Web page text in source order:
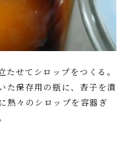
せてシロップをつくる。
た保存用の瓶に、杏子を潰
熱々のシロップを容器ぎ